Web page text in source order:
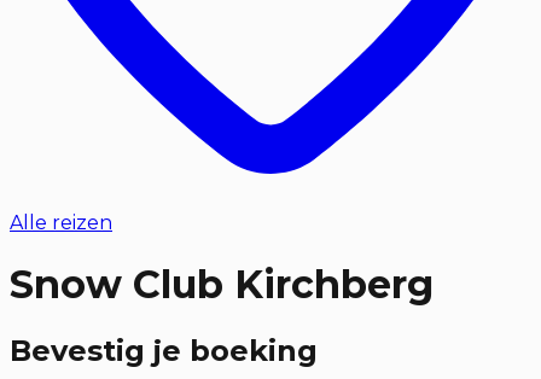
Alle reizen
Snow Club Kirchberg
Bevestig je boeking